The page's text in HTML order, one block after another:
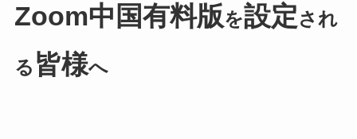
Zoom中国有料版を設定され
る 皆様へ